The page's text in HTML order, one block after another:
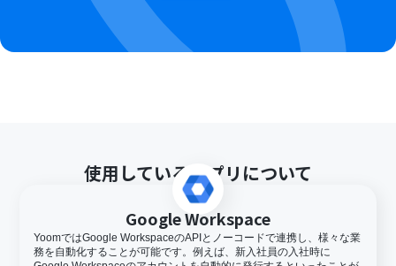
使用しているアプリについて
Google Workspace
YoomではGoogle WorkspaceのAPIとノーコードで連携し、様々な業
務を自動化することが可能です。例えば、新入社員の入社時に